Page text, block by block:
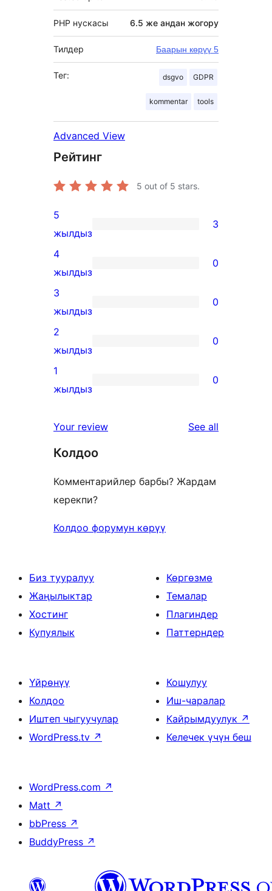
PHP нускасы 6.5 же андан жогору
Тилдер Баарын көрүү 5
Тег: dsgvo GDPR
kommentar tools
Advanced View
Рейтинг
5 out of 5 stars.
3
5-
star
reviews
5
жылдыз
3
0
4-
star
reviews
4
жылдыз
0
0
3-
star
reviews
3
жылдыз
0
0
2-
star
2
жылдыз
0
0
star
1
жылдыз
0
Your review See all
Колдоо
Комментарийлер барбы? Жардам
керекпи?
Колдоо форумун көрүү
Биз тууралуу
Жаңылыктар
Хостинг
Купуялык
Көргөзмө
Темалар
Плагиндер
Паттерндер
Үйрөнүү
Колдоо
Иштеп чыгуучулар
WordPress.tv ↗
Кошулуу
Иш-чаралар
Кайрымдуулук ↗
Келечек үчүн беш
WordPress.com ↗
Matt ↗
bbPress ↗
BuddyPress ↗